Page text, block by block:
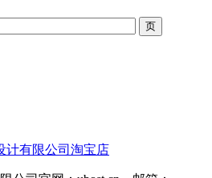
计有限公司淘宝店